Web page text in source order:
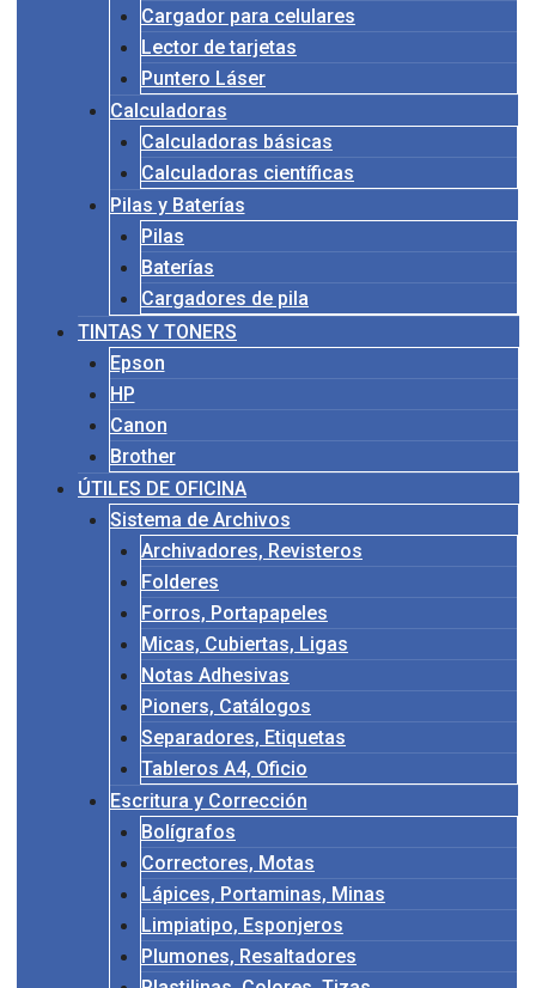
Cargador para celulares
Lector de tarjetas
Puntero Láser
Calculadoras
Calculadoras básicas
Calculadoras científicas
Pilas y Baterías
Pilas
Baterías
Cargadores de pila
TINTAS Y TONERS
Epson
HP
Canon
Brother
ÚTILES DE OFICINA
Sistema de Archivos
Archivadores, Revisteros
Folderes
Forros, Portapapeles
Micas, Cubiertas, Ligas
Notas Adhesivas
Pioners, Catálogos
Separadores, Etiquetas
Tableros A4, Oficio
Escritura y Corrección
Bolígrafos
Correctores, Motas
Lápices, Portaminas, Minas
Limpiatipo, Esponjeros
Plumones, Resaltadores